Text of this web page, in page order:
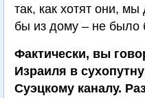
так, как хотят они,
бы из дому – не было
Фактически, вы
Израиля в
Суэцкому каналу.